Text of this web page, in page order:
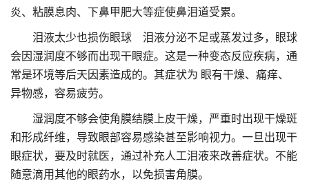
炎、粘膜息肉、下鼻甲肥大等症使鼻泪道受累。
泪液太少也损伤眼球 泪液分泌不足或蒸发过多，眼球
会因湿润度不够而出现干眼症。这是一种变态反应疾病，通
常是环境等后天因素造成的。其症状为 眼有干燥、痛痒、
异物感，容易疲劳。
湿润度不够会使角膜结膜上皮干燥，严重时出现干燥斑
和形成纤维，导致眼部容易感染甚至影响视力。一旦出现干
眼症状，要及时就医，通过补充人工泪液来改善症状。不能
随意滴用其他的眼药水，以免损害角膜。